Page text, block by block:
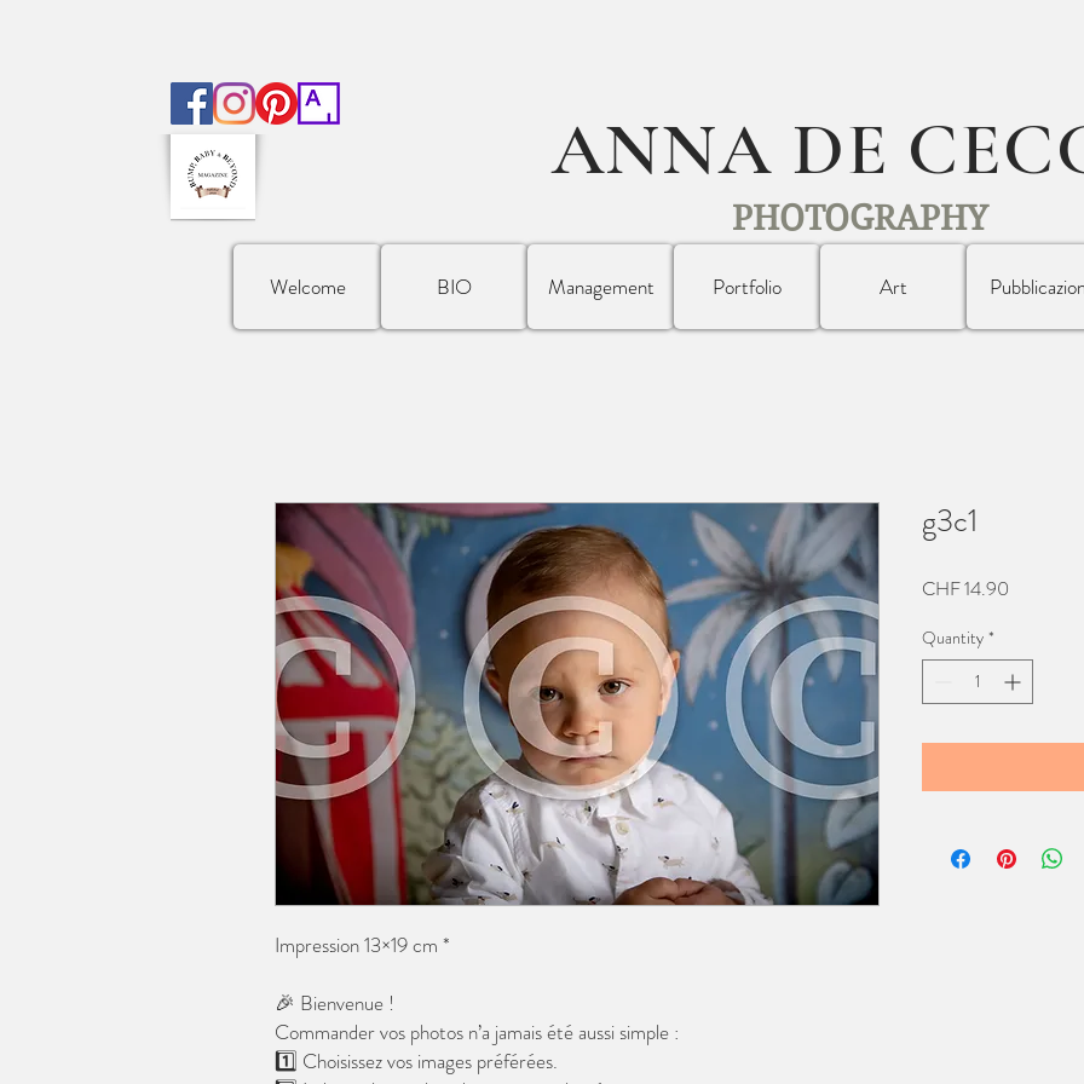
ANNA DE
PHOTOGRAPHY
Welcome BIO Management Portfolio Art
Impression 13×19 cm *
🎉 Bienvenue !
Commander vos photos n’a jamais été aussi simple :
1️⃣ Choisissez vos images préférées.
g3c1
CHF 14.90
Quantity *